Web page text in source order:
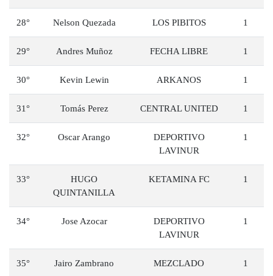
28° Nelson Quezada LOS PIBITOS 1
29° Andres Muñoz FECHA LIBRE 1
30° Kevin Lewin ARKANOS 1
31° Tomás Perez CENTRAL UNITED 1
32° Oscar Arango
DEPORTIVO
LAVINUR
1
33°
HUGO
QUINTANILLA
KETAMINA FC 1
34° Jose Azocar
DEPORTIVO
LAVINUR
1
35° Jairo Zambrano MEZCLADO 1